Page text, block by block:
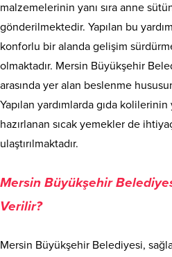
malzemelerinin yanı sıra anne
gönderilmektedir. Yapılan bu
konforlu bir alanda gelişim
olmaktadır. Mersin Büyükşehir
arasında yer alan beslenme
Yapılan yardımlarda gıda
hazırlanan sıcak yemekler de
ulaştırılmaktadır.
Mersin Büyükşehir
Verilir?
Mersin Büyükşehir Belediyesi,